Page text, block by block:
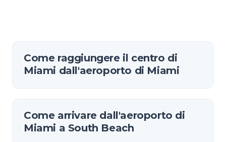
Come raggiungere il centro di
Miami dall'aeroporto di Miami
Come arrivare dall'aeroporto di
Miami a South Beach